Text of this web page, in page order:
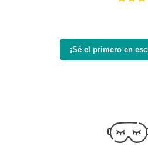
¡Sé el primero en